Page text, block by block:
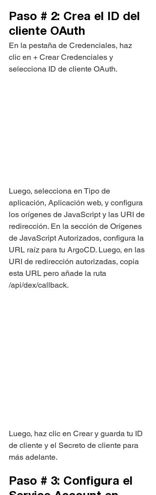
Paso # 2: Crea el ID del
cliente OAuth
En la pestaña de Credenciales, haz
clic en + Crear Credenciales y
selecciona ID de cliente OAuth.
Luego, selecciona en Tipo de
aplicación, Aplicación web, y configura
los orígenes de JavaScript y las URI de
redirección. En la sección de Orígenes
de JavaScript Autorizados, configura la
URL raíz para tu ArgoCD. Luego, en las
URI de redirección autorizadas, copia
esta URL pero añade la ruta
/api/dex/callback.
Luego, haz clic en Crear y guarda tu ID
de cliente y el Secreto de cliente para
más adelante.
Paso # 3: Configura el